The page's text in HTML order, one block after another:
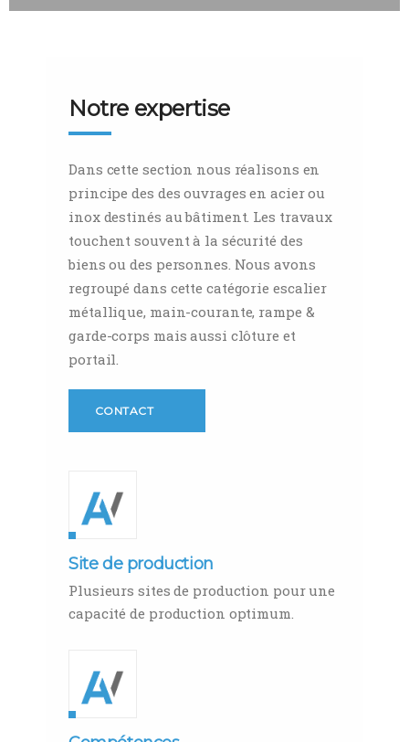
Notre expertise
Dans cette section nous réalisons en
principe des des ouvrages en acier ou
inox destinés au bâtiment. Les travaux
touchent souvent à la sécurité des
biens ou des personnes. Nous avons
regroupé dans cette catégorie escalier
métallique, main-courante, rampe &
garde-corps mais aussi clôture et
portail.
CONTACT
Site de production
Plusieurs sites de production pour une
capacité de production optimum.